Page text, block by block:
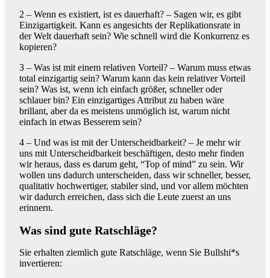
2 – Wenn es existiert, ist es dauerhaft? – Sagen wir, es gibt
Einzigartigkeit. Kann es angesichts der Replikationsrate in
der Welt dauerhaft sein? Wie schnell wird die Konkurrenz es
kopieren?
3 – Was ist mit einem relativen Vorteil? – Warum muss etwas
total einzigartig sein? Warum kann das kein relativer Vorteil
sein? Was ist, wenn ich einfach größer, schneller oder
schlauer bin? Ein einzigartiges Attribut zu haben wäre
brillant, aber da es meistens unmöglich ist, warum nicht
einfach in etwas Besserem sein?
4 – Und was ist mit der Unterscheidbarkeit? – Je mehr wir
uns mit Unterscheidbarkeit beschäftigen, desto mehr finden
wir heraus, dass es darum geht, “Top of mind” zu sein. Wir
wollen uns dadurch unterscheiden, dass wir schneller, besser,
qualitativ hochwertiger, stabiler sind, und vor allem möchten
wir dadurch erreichen, dass sich die Leute zuerst an uns
erinnern.
Was sind gute Ratschläge?
Sie erhalten ziemlich gute Ratschläge, wenn Sie Bullshi*s
invertieren: